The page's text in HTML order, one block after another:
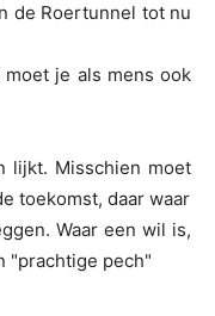
de Roertunnel tot nu
je als mens ook
lijkt. Misschien moet
toekomst, daar waar
Waar een wil is,
"prachtige pech"